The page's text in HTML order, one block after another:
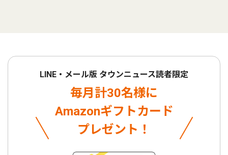
LINE・メール版 タウンニュース読者限定
毎月計30名様に
Amazonギフトカード
プレゼント！